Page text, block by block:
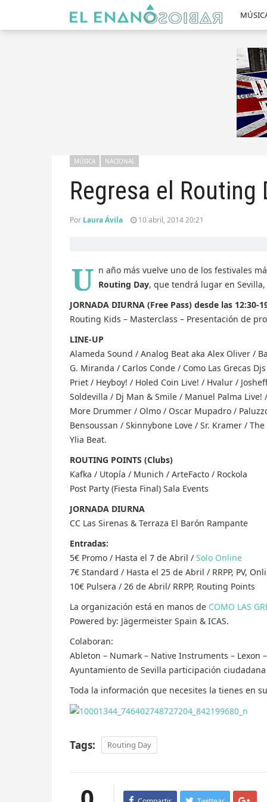
Regresa el Routing
MÚSICA NACIONAL
Por Laura Ávila 10 abril, 2014 20:21
U n año más vuelve uno de los festivales
Routing Day, que tendrá lugar en
JORNADA DIURNA (Free Pass) desde las 12:30-
Routing Kids – Masterclass – Presentación de
LINE-UP
Alameda Sound / Analog Beat aka Alex Oliver /
G. Miranda / Carlos Conde / Como Las Grecas
Priet / Heyboy! / Holed Coin Live! / Hvalur /
Soldevilla / Dj Man & Smile / Manuel Palma Live!
More Drummer / Olmo / Oscar Mupadro /
Bensoussan / Skinnybone Love / Sr. Kramer /
Ylia Beat.
ROUTING POINTS (Clubs)
Kafka / Utopía / Munich / ArteFacto / Rockola
Post Party (Fiesta Final) Sala Events
JORNADA DIURNA
CC Las Sirenas & Terraza El Barón Rampante
Entradas:
5€ Promo / Hasta el 7 de Abril / Solo Online
7€ Standard / Hasta el 25 de Abril / RRPP, PV,
10€ Pulsera / 26 de Abril/ RRPP, Routing Points
La organización está en manos de COMO LAS
Powered by: Jägermeister Spain & ICAS.
Colaboran:
Ableton – Numark – Native Instruments – Lexon
Ayuntamiento de Sevilla participación
Toda la información que necesites la tienes en su
Tags: Routing Day